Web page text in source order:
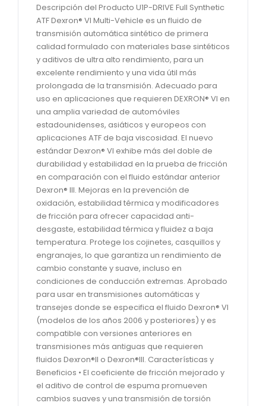
Descripción del Producto U1P-DRIVE Full Synthetic
ATF Dexron® VI Multi-Vehicle es un fluido de
transmisión automática sintético de primera
calidad formulado con materiales base sintéticos
y aditivos de ultra alto rendimiento, para un
excelente rendimiento y una vida útil más
prolongada de la transmisión. Adecuado para
uso en aplicaciones que requieren DEXRON® VI en
una amplia variedad de automóviles
estadounidenses, asiáticos y europeos con
aplicaciones ATF de baja viscosidad. El nuevo
estándar Dexron® VI exhibe más del doble de
durabilidad y estabilidad en la prueba de fricción
en comparación con el fluido estándar anterior
Dexron® III. Mejoras en la prevención de
oxidación, estabilidad térmica y modificadores
de fricción para ofrecer capacidad anti-
desgaste, estabilidad térmica y fluidez a baja
temperatura. Protege los cojinetes, casquillos y
engranajes, lo que garantiza un rendimiento de
cambio constante y suave, incluso en
condiciones de conducción extremas. Aprobado
para usar en transmisiones automáticas y
transejes donde se especifica el fluido Dexron® VI
(modelos de los años 2006 y posteriores) y es
compatible con versiones anteriores en
transmisiones más antiguas que requieren
fluidos Dexron®II o Dexron®III. Características y
Beneficios • El coeficiente de fricción mejorado y
el aditivo de control de espuma promueven
cambios suaves y una transmisión de torsión